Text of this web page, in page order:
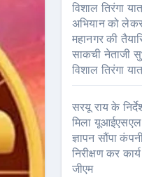
विशाल तिरंगा
अभियान को
महानगर की
साकची नेताजी
विशाल तिरंगा
सरयू राय के
मिला
ज्ञापन सौंपा
निरीक्षण कर
जीएम